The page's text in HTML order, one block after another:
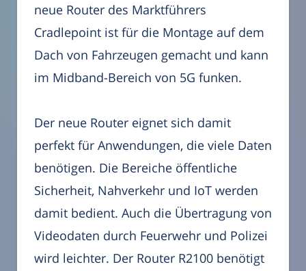
neue Router des Marktführers
Cradlepoint ist für die Montage auf dem
Dach von Fahrzeugen gemacht und kann
im Midband-Bereich von 5G funken.
Der neue Router eignet sich damit
perfekt für Anwendungen, die viele Daten
benötigen. Die Bereiche öffentliche
Sicherheit, Nahverkehr und IoT werden
damit bedient. Auch die Übertragung von
Videodaten durch Feuerwehr und Polizei
wird leichter. Der Router R2100 benötigt